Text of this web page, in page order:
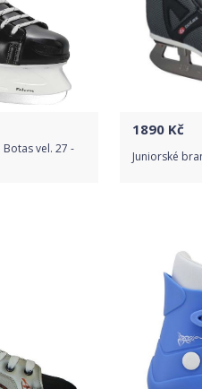
vel. 27 -
1890 Kč
Juniorské